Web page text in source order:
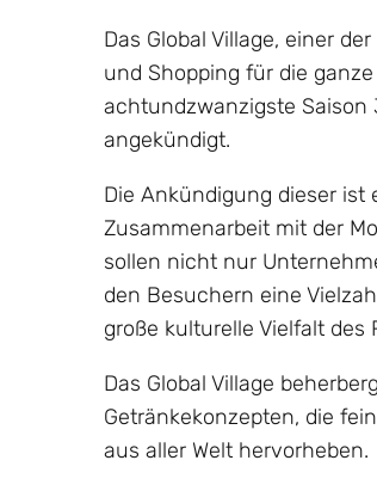
Das Global Village, einer
und Shopping für die
achtundzwanzigste
angekündigt.
Die Ankündigung dieser ist
Zusammenarbeit mit der
sollen nicht nur
den Besuchern eine
große kulturelle Vielfalt des
Das Global Village
Getränkekonzepten, die
aus aller Welt hervorheben.